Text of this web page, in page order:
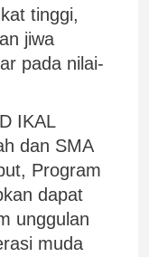
tinggi,
jiwa
pada nilai-
IKAL
dan SMA
Program
dapat
unggulan
muda